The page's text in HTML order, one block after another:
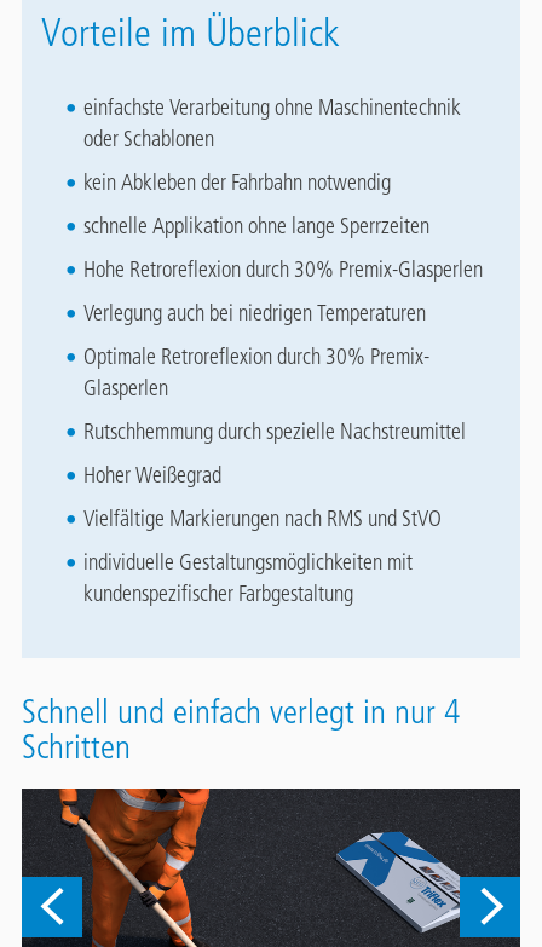
Vorteile im Überblick
einfachste Verarbeitung ohne Maschinentechnik
oder Schablonen
kein Abkleben der Fahrbahn notwendig
schnelle Applikation ohne lange Sperrzeiten
Hohe Retroreflexion durch 30% Premix-Glasperlen
Verlegung auch bei niedrigen Temperaturen
Optimale Retroreflexion durch 30% Premix-
Glasperlen
Rutschhemmung durch spezielle Nachstreumittel
Hoher Weißegrad
Vielfältige Markierungen nach RMS und StVO
individuelle Gestaltungsmöglichkeiten mit
kundenspezifischer Farbgestaltung
Schnell und einfach verlegt in nur 4
Schritten